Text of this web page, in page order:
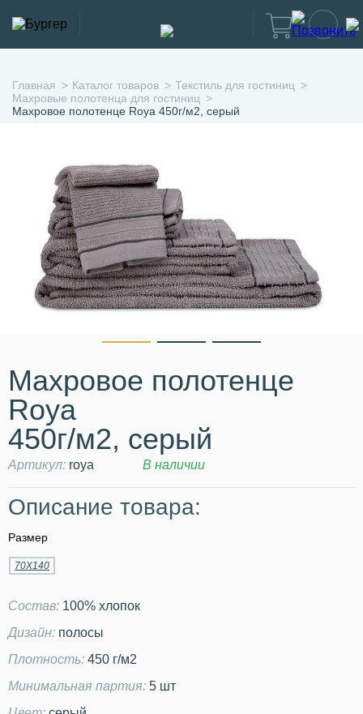
Главная Каталог товаров
Текстиль для гостиниц
Махровые полотенца для гостиниц
Махровое полотенце Roya 450г/м2, серый
Махровое полотенце
Roya
450г/м2, серый
Артикул: roya В наличии
Описание товара:
Размер
70Х140
Состав: 100% хлопок
Дизайн: полосы
Плотность: 450 г/м2
Минимальная партия: 5 шт